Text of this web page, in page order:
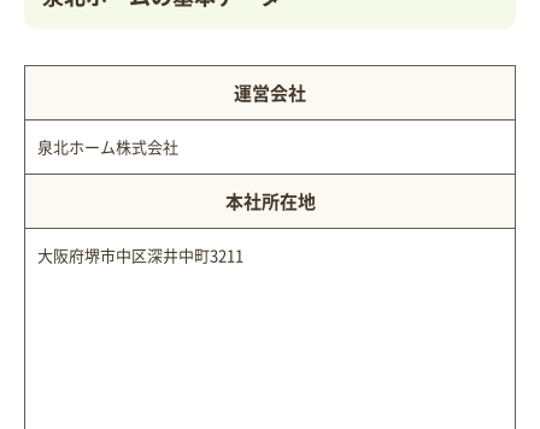
運営会社
泉北ホーム株式会社
本社所在地
大阪府堺市中区深井中町3211